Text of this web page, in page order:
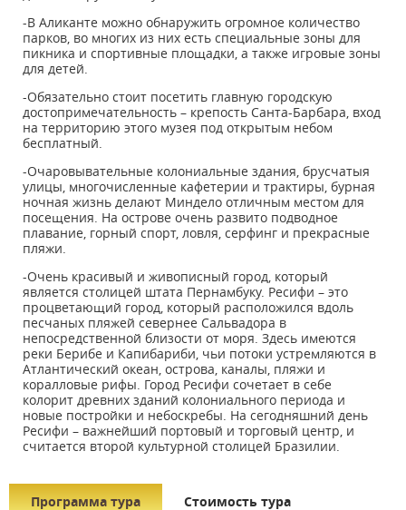
-В Аликанте можно обнаружить огромное количество
парков, во многих из них есть специальные зоны для
пикника и спортивные площадки, а также игровые зоны
для детей.
-Обязательно стоит посетить главную городскую
достопримечательность – крепость Санта-Барбара, вход
на территорию этого музея под открытым небом
бесплатный.
-Очаровывательные колониальные здания, брусчатыя
улицы, многочисленные кафетерии и трактиры, бурная
ночная жизнь делают Миндело отличным местом для
посещения. На острове очень развито подводное
плавание, горный спорт, ловля, серфинг и прекрасные
пляжи.
-Очень красивый и живописный город, который
является столицей штата Пернамбуку. Ресифи – это
процветающий город, который расположился вдоль
песчаных пляжей севернее Сальвадора в
непосредственной близости от моря. Здесь имеются
реки Берибе и Капибариби, чьи потоки устремляются в
Атлантический океан, острова, каналы, пляжи и
коралловые рифы. Город Ресифи сочетает в себе
колорит древних зданий колониального периода и
новые постройки и небоскребы. На сегодняшний день
Ресифи – важнейший портовый и торговый центр, и
считается второй культурной столицей Бразилии.
Программа тура Стоимость тура